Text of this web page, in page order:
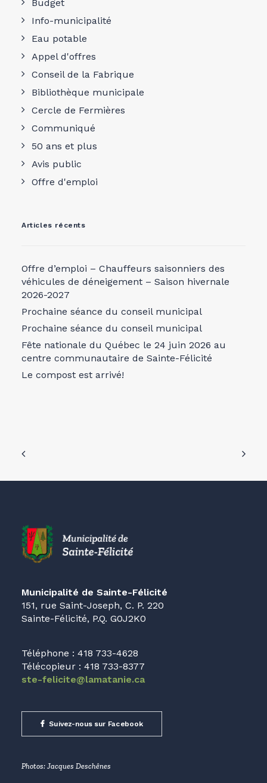
Budget
Info-municipalité
Eau potable
Appel d'offres
Conseil de la Fabrique
Bibliothèque municipale
Cercle de Fermières
Communiqué
50 ans et plus
Avis public
Offre d'emploi
Articles récents
Offre d’emploi – Chauffeurs saisonniers des
véhicules de déneigement – Saison hivernale
2026-2027
Prochaine séance du conseil municipal
Prochaine séance du conseil municipal
Fête nationale du Québec le 24 juin 2026 au
centre communautaire de Sainte-Félicité
Le compost est arrivé!
Municipalité de Sainte-Félicité
151, rue Saint-Joseph, C. P. 220
Sainte-Félicité, P.Q. G0J2K0
Téléphone : 418 733-4628
Télécopieur : 418 733-8377
ste-felicite@lamatanie.ca
Suivez-nous sur Facebook
Photos: Jacques Deschênes